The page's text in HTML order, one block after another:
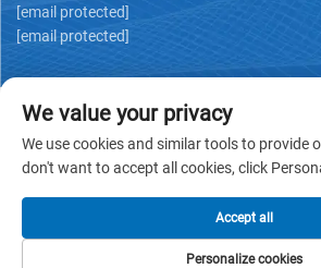
[email protected]
[email protected]
Политика конфиденциальности
We value your privacy
We use cookies and similar tools to provide
don't want to accept all cookies, click
Personalize cookies
Accept all